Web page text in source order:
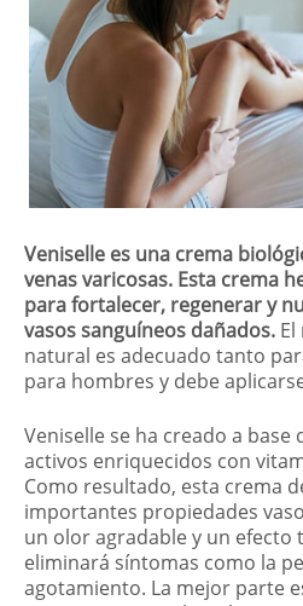
Veniselle es una crema
venas varicosas. Esta crema
para fortalecer, regenerar y
vasos sanguíneos dañados.
natural es adecuado tanto
para hombres y debe
Veniselle se ha creado a base
activos enriquecidos con
Como resultado, esta crema
importantes propiedades
un olor agradable y un efecto
eliminará síntomas como la
agotamiento. La mejor parte